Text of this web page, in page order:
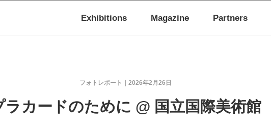
Exhibitions Magazine Partners
2026年2月26日
フォトレポート
ラカードのために @ 国立国際美術館